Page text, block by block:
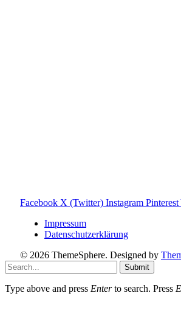
Facebook X (Twitter) Instagram Pinterest
Impressum
Datenschutzerklärung
© 2026 ThemeSphere. Designed by
Submit
Type above and press Enterto search. Press